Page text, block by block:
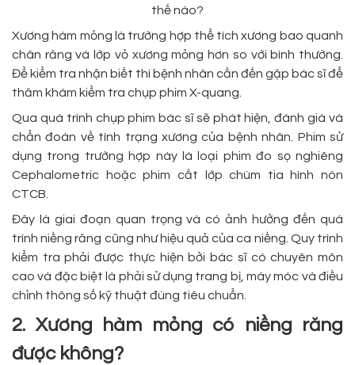
thế nào?
Xương hàm mỏng là trường hợp thể tích xương bao quanh
chân răng và lớp vỏ xương mỏng hơn so với bình thường.
Để kiểm tra nhận biết thì bệnh nhân cần đến gặp bác sĩ để
thăm khám kiểm tra chụp phim X-quang.
Qua quá trình chụp phim bác sĩ sẽ phát hiện, đánh giá và
chẩn đoán về tình trạng xương của bệnh nhân. Phim sử
dụng trong trường hợp này là loại phim đo sọ nghiêng
Cephalometric hoặc phim cắt lớp chùm tia hình nón
CTCB.
Đây là giai đoạn quan trọng và có ảnh hưởng đến quá
trình niềng răng cũng như hiệu quả của ca niềng. Quy trình
kiểm tra phải được thực hiện bởi bác sĩ có chuyên môn
cao và đặc biệt là phải sử dụng trang bị, máy móc và điều
chỉnh thông số kỹ thuật đúng tiêu chuẩn.
2. Xương hàm mỏng có niềng răng
được không?